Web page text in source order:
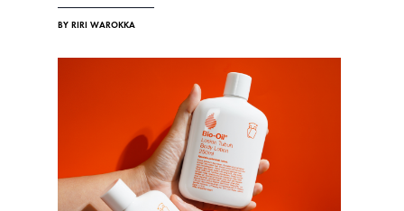
BY RIRI WAROKKA